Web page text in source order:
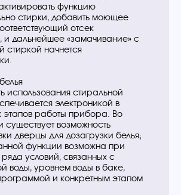
функцию
стирки, добавить моющее
отсек
дальнейшее «замачивание» с
стиркой начнется
использования стиральной
электроникой в
этапов работы прибора. Во
существует возможность
дверцы для дозагрузки белья;
функции возможна при
условий, связанных с
воды, уровнем воды в баке,
и конкретным этапом